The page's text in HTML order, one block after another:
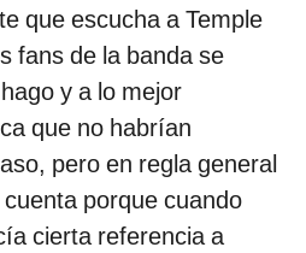
que escucha a Temple
fans de la banda se
y a lo mejor
que no habrían
pero en regla general
porque cuando
cierta referencia a